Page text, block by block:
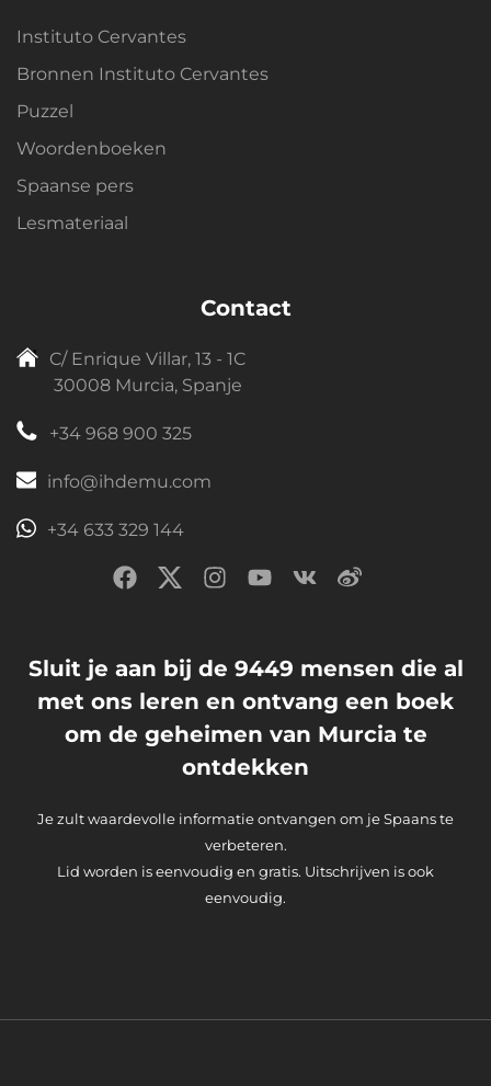
Instituto Cervantes
Bronnen Instituto Cervantes
Puzzel
Woordenboeken
Spaanse pers
Lesmateriaal
Contact
C/ Enrique Villar, 13 - 1C
30008 Murcia, Spanje
+34 968 900 325
info@ihdemu.com
+34 633 329 144
Sluit je aan bij de 9449 mensen die al
met ons leren en ontvang een boek
om de geheimen van Murcia te
ontdekken
Je zult waardevolle informatie ontvangen om je Spaans te
verbeteren.
Lid worden is eenvoudig en gratis. Uitschrijven is ook
eenvoudig.